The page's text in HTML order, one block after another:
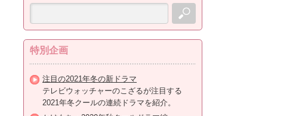
特別企画
注目の2021年冬の新ドラマ
テレビウォッチャーのこざるが注目する
2021年冬クールの連続ドラマを紹介。